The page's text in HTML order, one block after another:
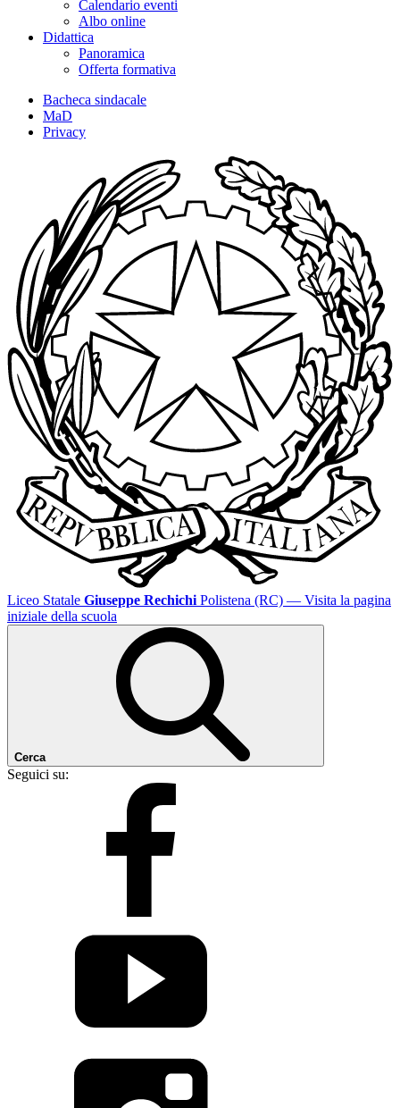
Calendario eventi
Albo online
Didattica
Panoramica
Offerta formativa
Bacheca sindacale
MaD
Privacy
Liceo Statale Giuseppe Rechichi Polistena (RC) — Visita la pagina
iniziale della scuola
Cerca
Seguici su: